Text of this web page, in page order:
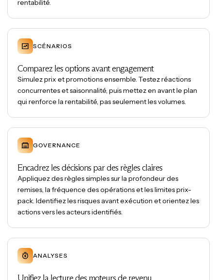
rentabilité.
SCÉNARIOS
Comparez les options avant engagement
Simulez prix et promotions ensemble. Testez réactions
concurrentes et saisonnalité, puis mettez en avant le plan
qui renforce la rentabilité, pas seulement les volumes.
GOVERNANCE
Encadrez les décisions par des règles claires
Appliquez des règles simples sur la profondeur des
remises, la fréquence des opérations et les limites prix-
pack. Identifiez les risques avant exécution et orientez les
actions vers les acteurs identifiés.
ANALYSES
Unifiez la lecture des moteurs de revenu